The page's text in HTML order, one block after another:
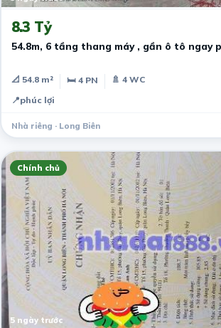
8.3 Tỷ
54.8m, 6 tầng thang máy , gần ô tô ngay
📐 54.8 m² 🛏 4 PN
🚿 4 WC
📍phúc lợi
Nhà riêng · Long Biên
Chính chủ
5 ngày trước